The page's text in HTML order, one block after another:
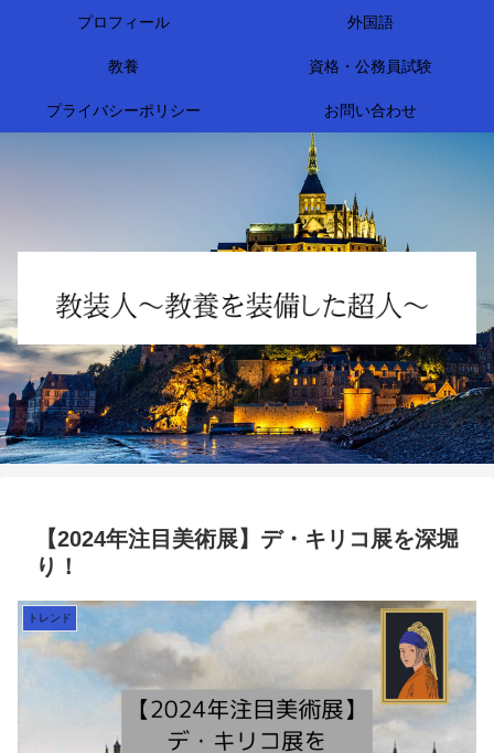
プロフィール 外国語
教養 資格・公務員試験
プライバシーポリシー お問い合わせ
【2024年注目美術展】デ・キリコ展を深堀
り！
トレンド